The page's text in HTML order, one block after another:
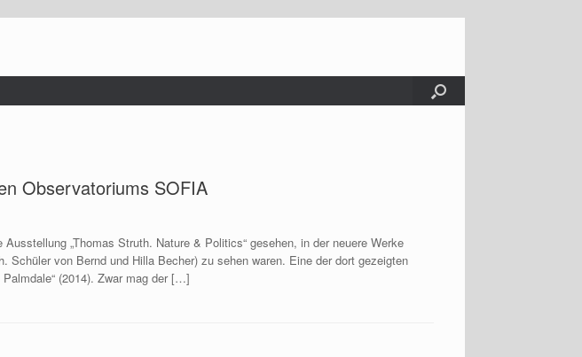
Observatoriums SOFIA
„Thomas Struth. Nature & Politics“ gesehen, in der neuere Werke
Schüler von Bernd und Hilla Becher) zu sehen waren. Eine der dort gezeigten
(2014). Zwar mag der […]